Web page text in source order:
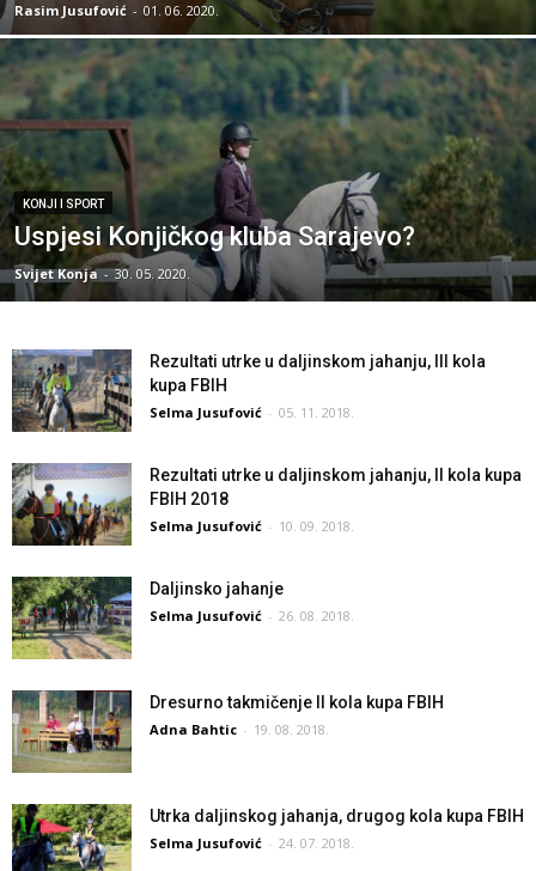
Rasim Jusufović - 01. 06. 2020.
KONJI I SPORT
Uspjesi Konjičkog kluba Sarajevo?
Svijet Konja - 30. 05. 2020.
Rezultati utrke u daljinskom jahanju, III kola
kupa FBIH
Selma Jusufović - 05. 11. 2018.
Rezultati utrke u daljinskom jahanju, II kola kupa
FBIH 2018
Selma Jusufović - 10. 09. 2018.
Daljinsko jahanje
Selma Jusufović - 26. 08. 2018.
Dresurno takmičenje II kola kupa FBIH
Adna Bahtic - 19. 08. 2018.
Utrka daljinskog jahanja, drugog kola kupa FBIH
Selma Jusufović - 24. 07. 2018.